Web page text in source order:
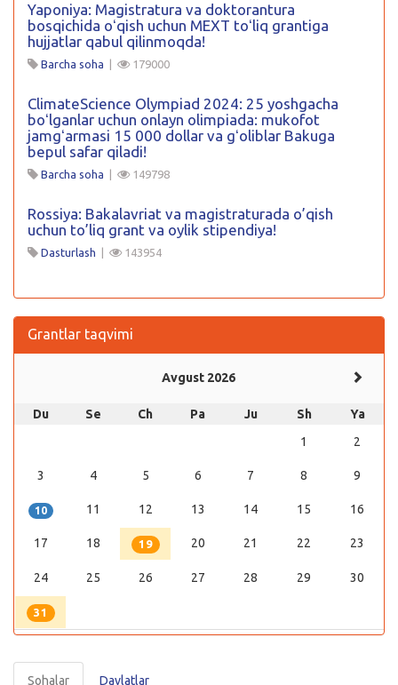
Yaponiya: Magistratura va doktorantura
bosqichida oʻqish uchun MEXT toʻliq grantiga
hujjatlar qabul qilinmoqda!
Barcha soha 179000
ClimateScience Olympiad 2024: 25 yoshgacha
boʻlganlar uchun onlayn olimpiada: mukofot
jamgʻarmasi 15 000 dollar va gʻoliblar Bakuga
bepul safar qiladi!
Barcha soha 149798
Rossiya: Bakalavriat va magistraturada o’qish
uchun to’liq grant va oylik stipendiya!
Dasturlash 143954
Grantlar taqvimi
Avgust 2026
Du Se Ch Pa Ju Sh
Ya
1
2
3 4 5 6 7 8 9
10 11 12 13 14 15 16
17 18 19 20 21 22 23
24 25 26 27 28 29 30
31
Sohalar Davlatlar